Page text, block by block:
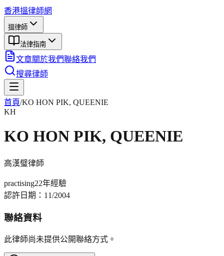
香港搵律師網
搵律師
法律指南
文章關於我們聯絡我們
搜尋律師
首頁/KO HON PIK, QUEENIE
KH
KO HON PIK, QUEENIE
高漢璧律師
practising22年經驗
認許日期： 11/2004
聯絡資料
此律師尚未提供公開聯絡方式。